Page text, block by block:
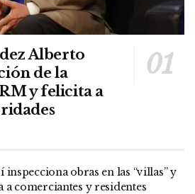
Alberto
de la
y felicita a
inspecciona obras en las “villas” y
a comerciantes y residentes